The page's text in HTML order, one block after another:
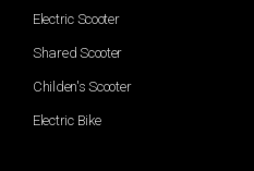
Electric Scooter
Shared Scooter
Childen's Scooter
Electric Bike